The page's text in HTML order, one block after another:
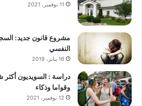
11 نوفمبر، 2021
النفسي
16 يناير، 2019
دراسة : السويديون أكثر
وقواما وذكاء
12 نوفمبر، 2021